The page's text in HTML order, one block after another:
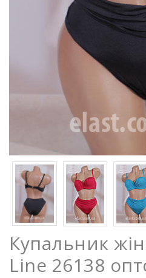
Купальник
Line 26138